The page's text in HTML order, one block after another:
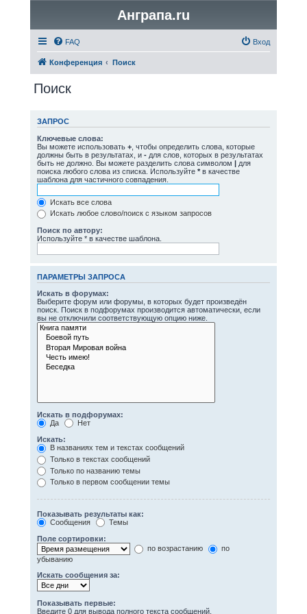
Анграпа.ru
FAQ Вход
Конференция Поиск
Поиск
ЗАПРОС
Ключевые слова:
Вы можете использовать +, чтобы определить слова, которые
должны быть в результатах, и -для слов, которых в результатах
быть не должно. Вы можете разделить слова символом |для
поиска любого слова из списка. Используйте *в качестве
шаблона для частичного совпадения.
Искать все слова
Искать любое слово/поиск с языком запросов
Поиск по автору:
Используйте * в качестве шаблона.
ПАРАМЕТРЫ ЗАПРОСА
Искать в форумах:
Выберите форум или форумы, в которых будет произведён
поиск. Поиск в подфорумах производится автоматически, если
вы не отключили соответствующую опцию ниже.
Искать в подфорумах:
Да
Нет
Искать:
В названиях тем и текстах сообщений
Только в текстах сообщений
Только по названию темы
Только в первом сообщении темы
Показывать результаты как:
Сообщения
Темы
Поле сортировки:
по возрастанию
по
убыванию
Искать сообщения за:
Показывать первые:
Введите 0 для вывода полного текста сообщений.